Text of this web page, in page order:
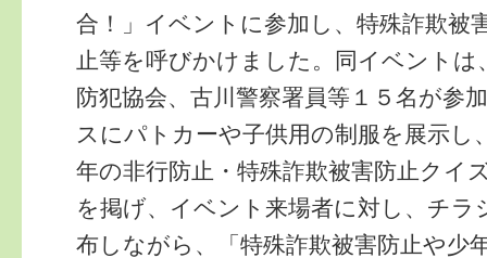
合！」イベントに参加し、特殊詐欺被
止等を呼びかけました。同イベントは
防犯協会、古川警察署員等１５名が参
スにパトカーや子供用の制服を展示し
年の非行防止・特殊詐欺被害防止クイ
を掲げ、イベント来場者に対し、チラ
布しながら、「特殊詐欺被害防止や少